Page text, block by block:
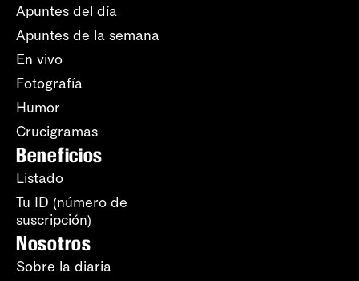
Apuntes del día
Apuntes de la semana
En vivo
Fotografía
Humor
Crucigramas
Beneficios
Listado
Tu ID (número de
suscripción)
Nosotros
Sobre la diaria